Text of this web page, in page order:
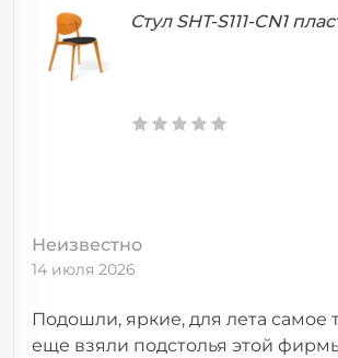
Неизвестно
14 июля 2026
Подошли, яркие, для лета самое
еще взяли подстолья этой